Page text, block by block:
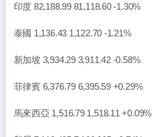
印度 82,188.99 81,118.60 -1.30%
泰國 1,136.43 1,122.70 -1.21%
新加坡 3,934.29 3,911.42 -0.58%
菲律賓 6,376.79 6,395.59 +0.29%
馬來西亞 1,516.79 1,518.11 +0.09%